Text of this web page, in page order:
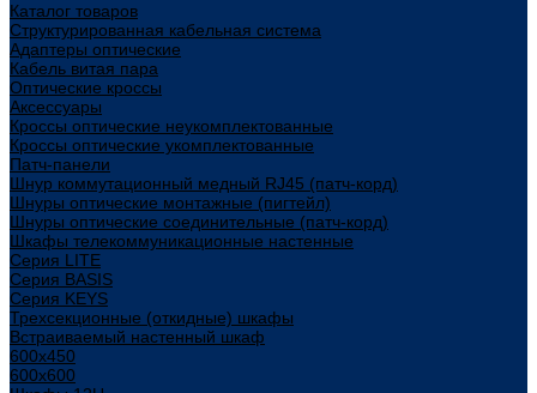
Каталог товаров
Структурированная кабельная система
Адаптеры оптические
Кабель витая пара
Оптические кроссы
Аксессуары
Кроссы оптические неукомплектованные
Кроссы оптические укомплектованные
Патч-панели
Шнур коммутационный медный RJ45 (патч-корд)
Шнуры оптические монтажные (пигтейл)
Шнуры оптические соединительные (патч-корд)
Шкафы телекоммуникационные настенные
Cерия LITE
Cерия BASIS
Cерия KEYS
Трехсекционные (откидные) шкафы
Встраиваемый настенный шкаф
600x450
600x600